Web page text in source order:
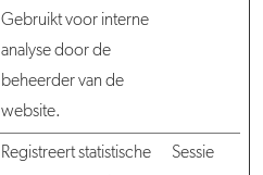
Gebruikt voor interne
analyse door de
beheerder van de
website.
Registreert statistische
Sessie